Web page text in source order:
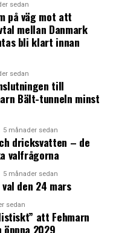
vara värt mödan
med erfarenhet
BoConcept, gav flera
Bland annat om
inte är så oroade
strategi, medan
att vara medveten
men viktiga
utmaningar, menar
finns en
som kommer
sak, en
sedan
på väg mot att
mellan Danmark
bli klart innan
sedan
till
Bält-tunneln minst
5 månader sedan
dricksvatten – de
valfrågorna
5 månader sedan
den 24 mars
sedan
att Fehmarn
2029